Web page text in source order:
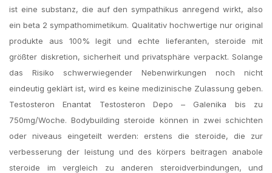
ist eine substanz, die auf den sympathikus anregend wirkt, also
ein beta 2 sympathomimetikum. Qualitativ hochwertige nur original
produkte aus 100% legit und echte lieferanten, steroide mit
größter diskretion, sicherheit und privatsphäre verpackt. Solange
das Risiko schwerwiegender Nebenwirkungen noch nicht
eindeutig geklärt ist, wird es keine medizinische Zulassung geben.
Testosteron Enantat Testosteron Depo – Galenika bis zu
750mg/Woche. Bodybuilding steroide können in zwei schichten
oder niveaus eingeteilt werden: erstens die steroide, die zur
verbesserung der leistung und des körpers beitragen anabole
steroide im vergleich zu anderen steroidverbindungen, und